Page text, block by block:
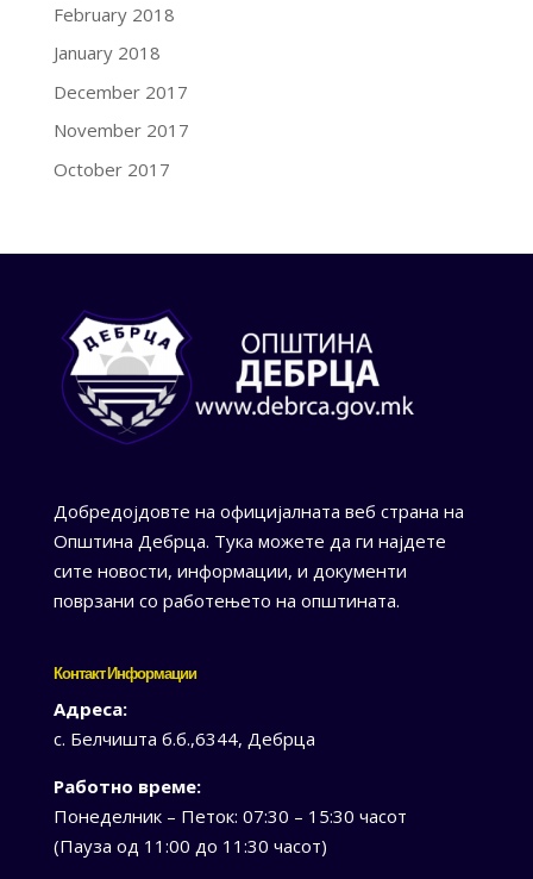
February 2018
January 2018
December 2017
November 2017
October 2017
Добредојдовте на официјалната веб страна на
Општина Дебрца. Тука можете да ги најдете
сите новости, информации, и документи
поврзани со работењето на општината.
Контакт Информации
Адреса:
с. Белчишта б.б.,6344, Дебрца
Работно време:
Понеделник – Петок: 07:30 – 15:30 часот
(Пауза од 11:00 до 11:30 часот)